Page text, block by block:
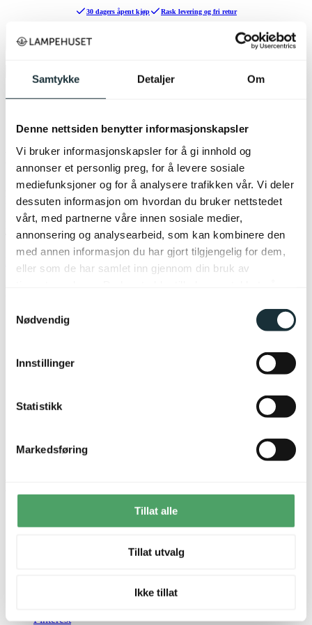
Samtykke Detaljer Om
Denne nettsiden benytter informasjonskapsler
Vi bruker informasjonskapsler for å gi innhold og
annonser et personlig preg, for å levere sosiale
mediefunksjoner og for å analysere trafikken vår. Vi deler
dessuten informasjon om hvordan du bruker nettstedet
vårt, med partnerne våre innen sosiale medier,
annonsering og analysearbeid, som kan kombinere den
med annen informasjon du har gjort tilgjengelig for dem,
eller som de har samlet inn gjennom din bruk av
Nødvendig
Innstillinger
Statistikk
Markedsføring
Tillat alle
Tillat utvalg
Ikke tillat
30 dagers åpent kjøp Rask levering og fri retur
Handlekurv
Meny
Hjem
Søk
Kontakt oss
Åpningstider kundeservice
Hverdager: 09:00 - 16:00
E-post: kundeservice@lampehuset.no
Telefon:22 32 45 36
Om Lampehuset
Rask levering og fri retur
Kjøpsvilkår
Trenger du elektriker?
Jobb i lampehuset
Pinterest